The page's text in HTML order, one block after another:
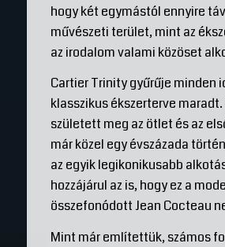
hogy két egymástól ennyire
művészeti terület, mint az
az irodalom valami közöset
Cartier Trinity gyűrűje minden
klasszikus ékszerterve maradt.
született meg az ötlet és az
már közel egy évszázada
az egyik legikonikusabb
hozzájárul az is, hogy ez a
összefonódott Jean Cocteau
Mint már említettük, számos